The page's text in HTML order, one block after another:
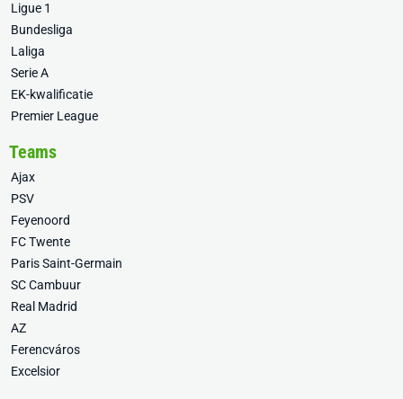
Ligue 1
Bundesliga
Laliga
Serie A
EK-kwalificatie
Premier League
Teams
Ajax
PSV
Feyenoord
FC Twente
Paris Saint-Germain
SC Cambuur
Real Madrid
AZ
Ferencváros
Excelsior